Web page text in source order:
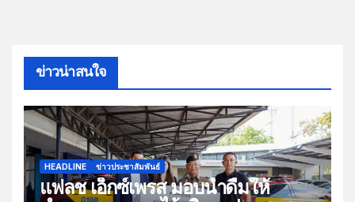
ข่าวน่าสนใจ
HEADLINE ข่าวประชาสัมพันธ์
แฟลช เอ็กซ์เพรส มอบน้ำดื่มให้